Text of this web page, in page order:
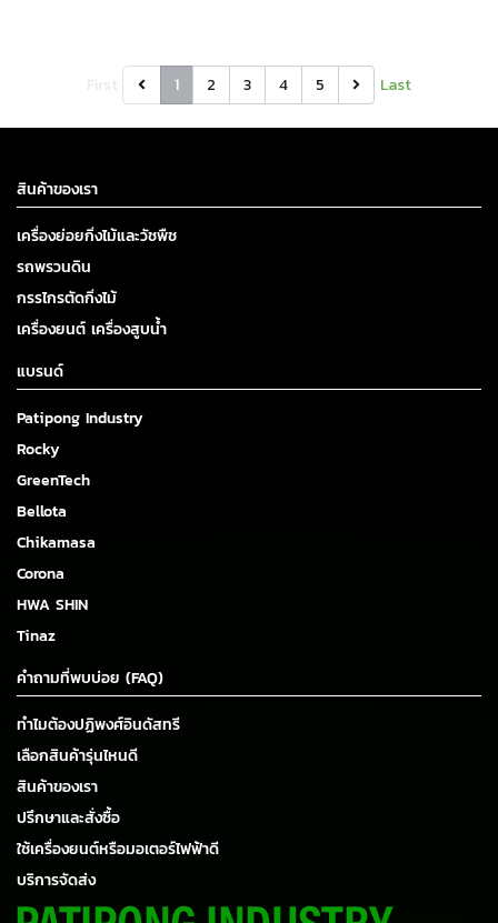
1 2 3 4 5 Last
สินค้าของเรา
เครื่องย่อยกิ่งไม้และวัชพืช
รถพรวนดิน
กรรไกรตัดกิ่งไม้
เครื่องยนต์ เครื่องสูบน้ำ
แบรนด์
Patipong Industry
Rocky
GreenTech
Bellota
Chikamasa
Corona
HWA SHIN
Tinaz
คำถามที่พบบ่อย (FAQ)
ทำไมต้องปฏิพงศ์อินดัสทรี
เลือกสินค้ารุ่นไหนดี
สินค้าของเรา
ปรึกษาและสั่งซื้อ
ใช้เครื่องยนต์หรือมอเตอร์ไฟฟ้าดี
บริการจัดส่ง